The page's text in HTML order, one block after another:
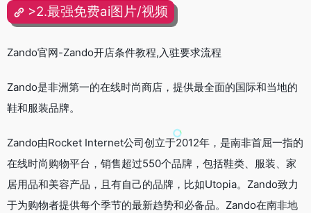
>2.最强免费ai图片/视频
Zando官网-Zando开店条件教程,入驻要求流程
Zando是非洲第一的在线时尚商店，提供最全面的国际和当地的
鞋和服装品牌。
Zando由Rocket Internet公司创立于2012年，是南非首屈一指的
在线时尚购物平台，销售超过550个品牌，包括鞋类、服装、家
居用品和美容产品，且有自己的品牌，比如Utopia。Zando致力
于为购物者提供每个季节的最新趋势和必备品。Zando在南非地